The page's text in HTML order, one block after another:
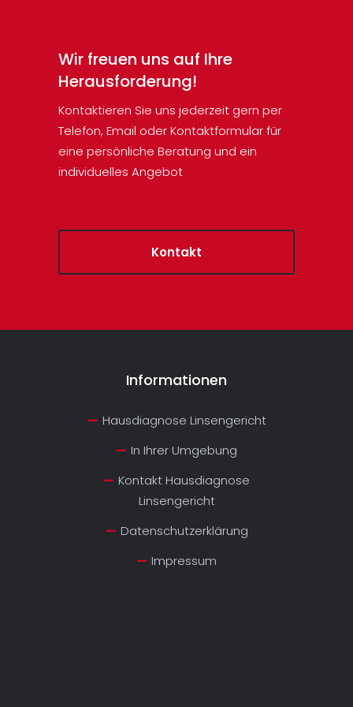
Wir freuen uns auf Ihre
Herausforderung!
Kontaktieren Sie uns jederzeit gern per
Telefon, Email oder Kontaktformular für
eine persönliche Beratung und ein
individuelles Angebot
Kontakt
Informationen
Hausdiagnose Linsengericht
In Ihrer Umgebung
Kontakt Hausdiagnose
Linsengericht
Datenschutzerklärung
Impressum